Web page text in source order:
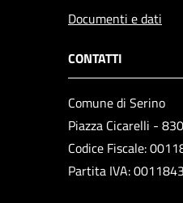
Documenti e dati
CONTATTI
Comune di Serino
Piazza Cicarelli -
Codice Fiscale:
Partita IVA: